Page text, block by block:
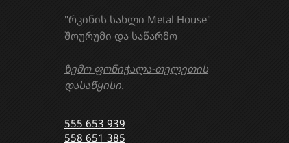
"რკინის სახლი Metal House"
შოურუმი და საწარმო
ზემო ფონიჭალა-თელეთის
დასაწყისი.
555 653 939
558 651 385